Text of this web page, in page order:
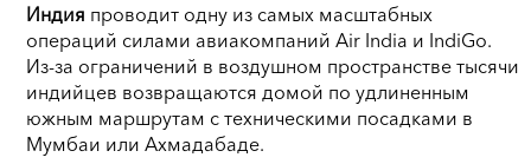
Индия проводит одну из самых масштабных
операций силами авиакомпаний Air India и IndiGo.
Из-за ограничений в воздушном пространстве тысячи
индийцев возвращаются домой по удлиненным
южным маршрутам с техническими посадками в
Мумбаи или Ахмадабаде.